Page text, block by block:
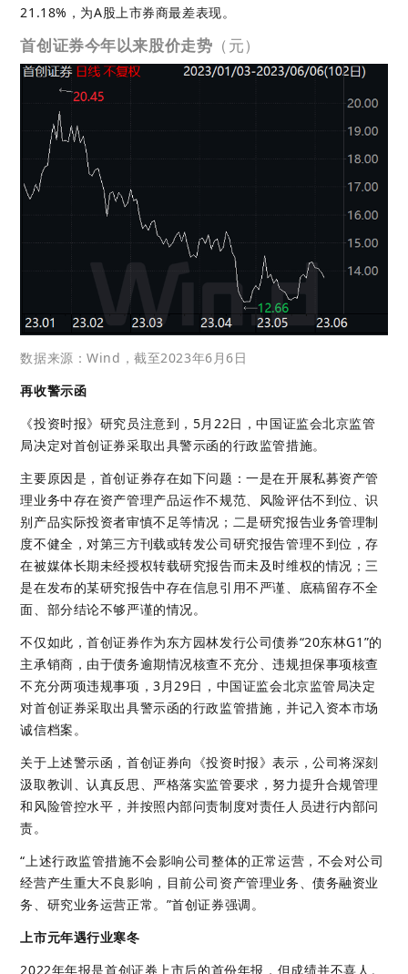
21.18%，为A股上市券商最差表现。
首创证券今年以来股价走势 （元）
数据来源：Wind，截至2023年6月6日
再收警示函
《投资时报》研究员注意到，5月22日，中国证监会北京监管
局决定对首创证券采取出具警示函的行政监管措施。
主要原因是，首创证券存在如下问题：一是在开展私募资产管
理业务中存在资产管理产品运作不规范、风险评估不到位、识
别产品实际投资者审慎不足等情况；二是研究报告业务管理制
度不健全，对第三方刊载或转发公司研究报告管理不到位，存
在被媒体长期未经授权转载研究报告而未及时维权的情况；三
是在发布的某研究报告中存在信息引用不严谨、底稿留存不全
面、部分结论不够严谨的情况。
不仅如此，首创证券作为东方园林发行公司债券“20东林G1”的
主承销商，由于债务逾期情况核查不充分、违规担保事项核查
不充分两项违规事项，3月29日，中国证监会北京监管局决定
对首创证券采取出具警示函的行政监管措施，并记入资本市场
诚信档案。
关于上述警示函，首创证券向《投资时报》表示，公司将深刻
汲取教训、认真反思、严格落实监管要求，努力提升合规管理
和风险管控水平，并按照内部问责制度对责任人员进行内部问
责。
“上述行政监管措施不会影响公司整体的正常运营，不会对公司
经营产生重大不良影响，目前公司资产管理业务、债务融资业
务、研究业务运营正常。”首创证券强调。
上市元年遇行业寒冬
2022年年报是首创证券上市后的首份年报，但成绩并不喜人。